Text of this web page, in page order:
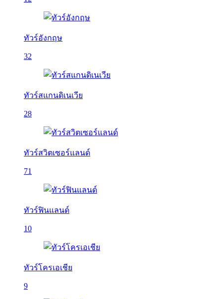
ทัวร์อังกฤษ
32
ทัวร์สแกนดิเนเวีย
28
ทัวร์สวิตเซอร์แลนด์
71
ทัวร์ฟินแลนด์
10
ทัวร์โครเอเชีย
9